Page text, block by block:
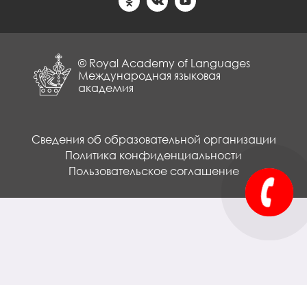
© Royal Academy of Languages
Международная языковая
академия
Сведения об образовательной организации
Политика конфиденциальности
Пользовательское соглашение